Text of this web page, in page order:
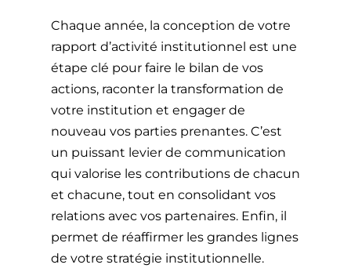
Chaque année, la conception de votre
rapport d’activité institutionnel est une
étape clé pour faire le bilan de vos
actions, raconter la transformation de
votre institution et engager de
nouveau vos parties prenantes. C’est
un puissant levier de communication
qui valorise les contributions de chacun
et chacune, tout en consolidant vos
relations avec vos partenaires. Enfin, il
permet de réaffirmer les grandes lignes
de votre stratégie institutionnelle.